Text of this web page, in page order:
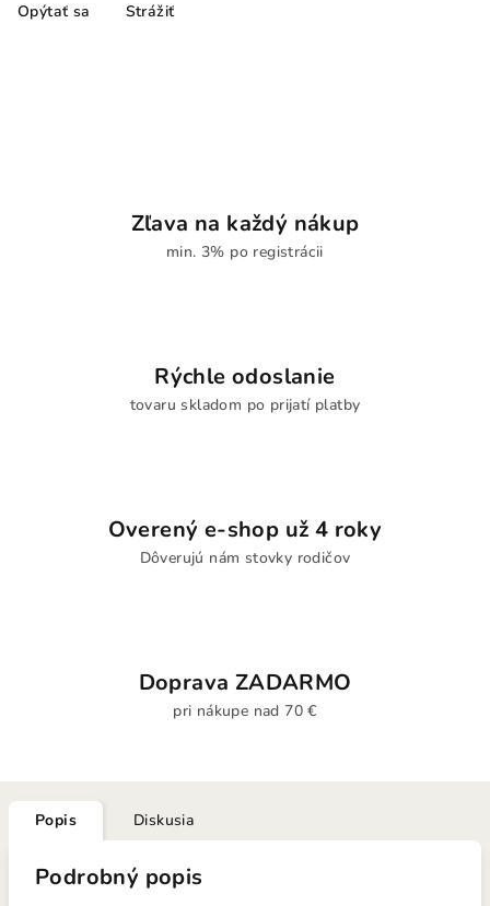
Opýtať sa Strážiť
Zľava na každý nákup
min. 3% po registrácii
Rýchle odoslanie
tovaru skladom po prijatí platby
Overený e-shop už 4 roky
Dôverujú nám stovky rodičov
Doprava ZADARMO
pri nákupe nad 70 €
Popis Diskusia
Podrobný popis